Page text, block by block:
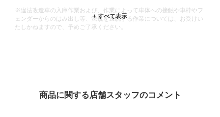
※違法改造車の入庫作業および、作業によって車体への接触や車枠やフ
ェンダーからのはみ出し等、法規を逸脱する作業については、お受けい
たしかねますので、予めご了承ください。
商品に関する店舗スタッフのコメント